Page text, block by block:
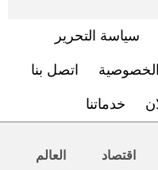
سياسة التحرير
اتصل بنا
خدماتنا
اقتصاد العالم